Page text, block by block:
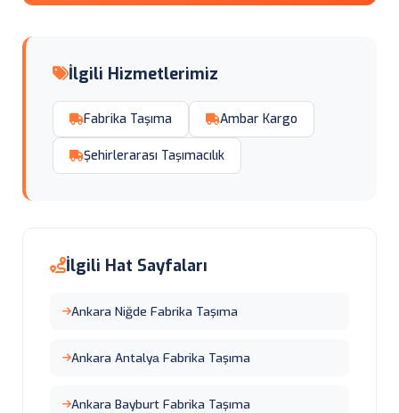
İlgili Hizmetlerimiz
Fabrika Taşıma Ambar Kargo
Şehirlerarası Taşımacılık
İlgili Hat Sayfaları
Ankara Niğde Fabrika Taşıma
Ankara Antalyа Fabrika Taşıma
Ankara Bayburt Fabrika Taşıma